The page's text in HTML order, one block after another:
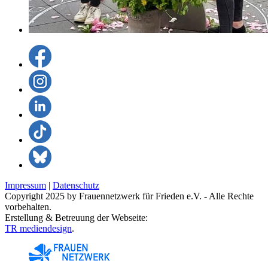
Impressum | Datenschutz
Copyright 2025 by Frauennetzwerk für Frieden e.V. - Alle Rechte
vorbehalten.
Erstellung & Betreuung der Webseite:
TR mediendesign.